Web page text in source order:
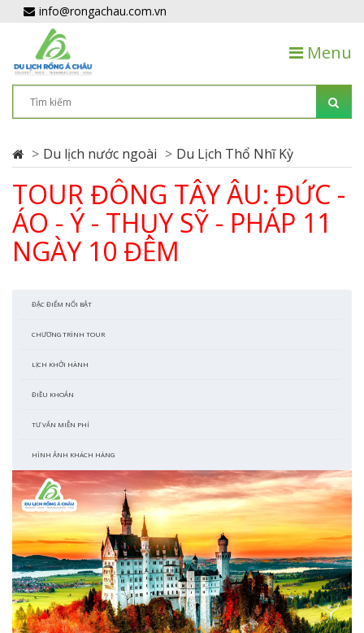
info@rongachau.com.vn
Menu
Du lịch nước ngoài Du Lịch Thổ Nhĩ Kỳ
TOUR ĐÔNG TÂY ÂU: ĐỨC -
ÁO - Ý - THỤY SỸ - PHÁP 11
NGÀY 10 ĐÊM
ĐẶC ĐIỂM NỔI BẬT
CHƯƠNG TRÌNH TOUR
LỊCH KHỞI HÀNH
ĐIỀU KHOẢN
TƯ VẤN MIỄN PHÍ
HÌNH ẢNH KHÁCH HÀNG